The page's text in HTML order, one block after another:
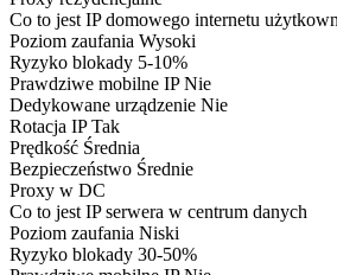
Co to jestIP domowego internetu
Poziom zaufania Wysoki
Ryzyko blokady 5-10%
Prawdziwe mobilne IPNie
Dedykowane urządzenie Nie
Rotacja IPTak
Prędkość Średnia
Bezpieczeństwo Średnie
Proxy w DC
Co to jestIP serwera w centrum danych
Poziom zaufania Niski
Ryzyko blokady 30-50%